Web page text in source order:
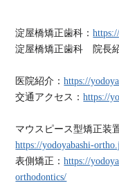
淀屋橋矯正歯科：
淀屋橋矯正歯科 院長
医院紹介：https://
交通アクセス：https://
マウスピース型矯正装
https://yodoyabashi-
表側矯正：https://
orthodontics/